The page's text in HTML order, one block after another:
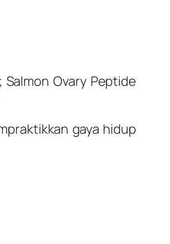
Ovary Peptide
gaya hidup